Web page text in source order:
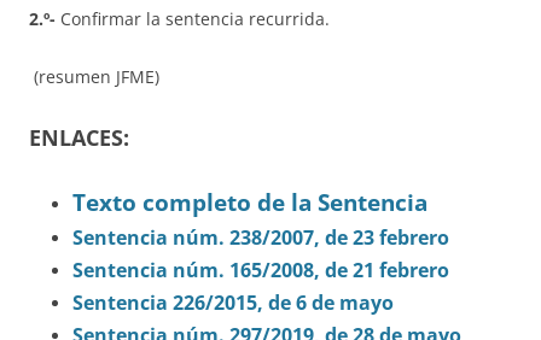
2.º- Confirmar la sentencia recurrida.
(resumen JFME)
ENLACES:
Texto completo de la Sentencia
Sentencia núm. 238/2007, de 23 febrero
Sentencia núm. 165/2008, de 21 febrero
Sentencia 226/2015, de 6 de mayo